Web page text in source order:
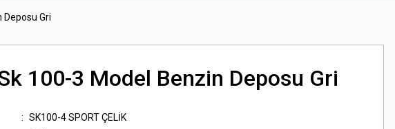
Deposu Gri
100-3 Model Benzin Deposu Gri
SK100-4 SPORT ÇELİK